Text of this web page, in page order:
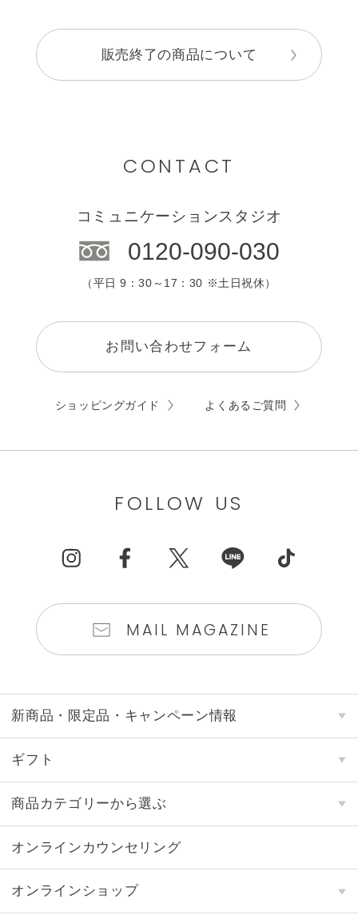
販売終了の商品について
CONTACT
コミュニケーションスタジオ
0120-090-030
（平日 9：30～17：30 ※土日祝休）
お問い合わせフォーム
ショッピングガイド よくあるご質問
FOLLOW US
MAIL MAGAZINE
新商品・限定品・キャンペーン情報
ギフト
商品カテゴリーから選ぶ
オンラインカウンセリング
オンラインショップ